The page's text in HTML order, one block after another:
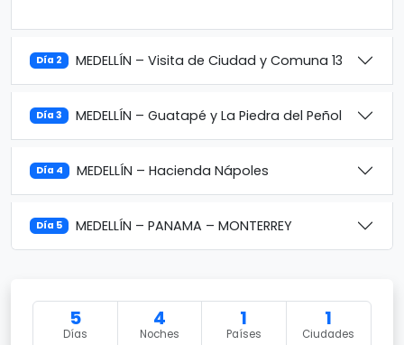
Día 2 MEDELLÍN – Visita de Ciudad y Comuna 13
Día 3 MEDELLÍN – Guatapé y La Piedra del Peñol
Día 4 MEDELLÍN – Hacienda Nápoles
Día 5 MEDELLÍN – PANAMA – MONTERREY
5
Días
4
Noches
1
Países
1
Ciudades